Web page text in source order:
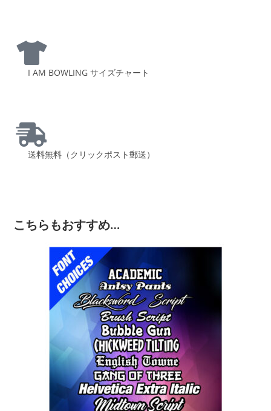
I AM BOWLING サイズチャート
送料無料（クリックポスト郵送）
こちらもおすすめ…